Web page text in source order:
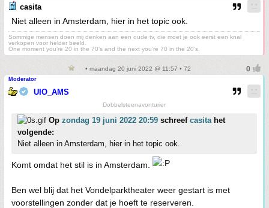
casita
Niet alleen in Amsterdam, hier in het topic ook.
Sommige mensen doen mij denken aan een oude tv, die moet je ook eerst een knal
verkopen voor helder beeld.
One moment you’re 20 in the 70’s and the next you’re 70 in the 20’s.
• maandag 20 juni 2022 @ 11:57 • 72
Moderator
UIO_AMS
Dobbelsteenavonturier
Op zondag 19 juni 2022 20:59 schreef casitahet
volgende:
Niet alleen in Amsterdam, hier in het topic ook.
Komt omdat het stil is in Amsterdam.
Ben wel blij dat het Vondelparktheater weer gestart is met
voorstellingen zonder dat je hoeft te reserveren.